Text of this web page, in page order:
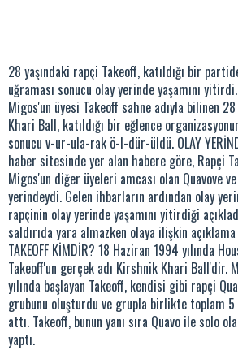
28 yaşındaki rapçi Takeoff, katıldığı bir
uğraması sonucu olay yerinde yaşamını
Migos'un üyesi Takeoff sahne adıyla bilinen
Khari Ball, katıldığı bir eğlence
sonucu v-ur-ula-rak ö-l-dür-üldü. OLAY
haber sitesinde yer alan habere göre, Rapçi
Migos'un diğer üyeleri amcası olan Quavove
yerindeydi. Gelen ihbarların ardından olay
rapçinin olay yerinde yaşamını yitirdiği
saldırıda yara almazken olaya ilişkin
TAKEOFF KİMDİR? 18 Haziran 1994 yılında
Takeoff'un gerçek adı Kirshnik Khari Ball'dir.
yılında başlayan Takeoff, kendisi gibi rapçi
grubunu oluşturdu ve grupla birlikte toplam 5
attı. Takeoff, bunun yanı sıra Quavo ile solo
yaptı.